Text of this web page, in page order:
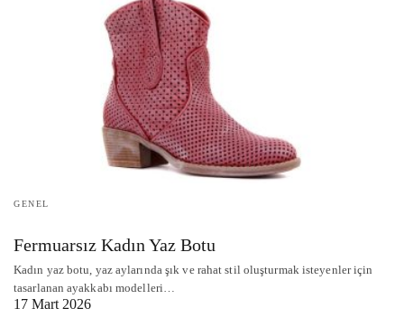
GENEL
Fermuarsız Kadın Yaz Botu
Kadın yaz botu, yaz aylarında şık ve rahat stil oluşturmak isteyenler için
tasarlanan ayakkabı modelleri…
17 Mart 2026